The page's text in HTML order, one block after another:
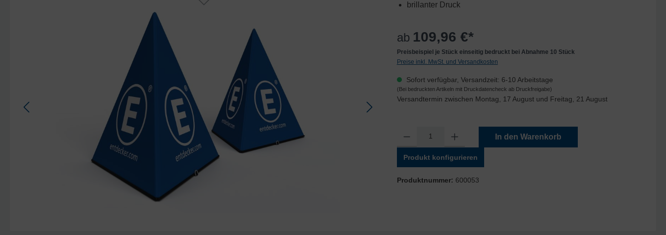
brillanter Druck
ab 109,96 €*
Preisbeispiel je Stück einseitig bedruckt bei Abnahme 10 Stück
Preise inkl. MwSt. und Versandkosten
Sofort verfügbar, Versandzeit: 6-10 Arbeitstage
(Bei bedruckten Artikeln mit Druckdatencheck ab Druckfreigabe)
Versandtermin zwischen Montag, 17 August und Freitag, 21 August
In den Warenkorb
Produkt konfigurieren
Produktnummer: 600053